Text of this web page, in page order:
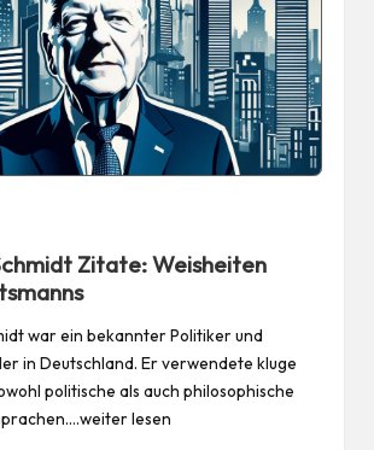
Zitate: Weisheiten
war ein bekannter Politiker und
in Deutschland. Er verwendete kluge
politische als auch philosophische
lesen